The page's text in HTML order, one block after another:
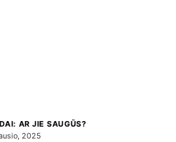
AR JIE SAUGŪS?
2025